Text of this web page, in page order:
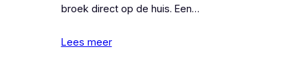
broek direct op de huis. Een…
Lees meer